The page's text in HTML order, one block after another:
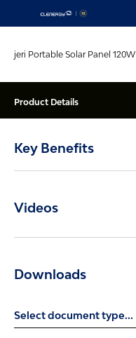
to
jeri Portable Solar Panel 120W
Product Details
Key Benefits
Videos
Downloads